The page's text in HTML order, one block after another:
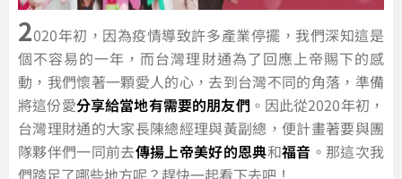
2020年初，因為疫情導致許多產業停擺，我們深知這是
個不容易的一年，而台灣理財通為了回應上帝賜下的感
動，我們懷著一顆愛人的心，去到台灣不同的角落，準備
將這份愛分享給當地有需要的朋友們 。因此從2020年初，
台灣理財通的大家長陳總經理與黃副總，便計畫著要與團
隊夥伴們一同前去傳揚上帝美好的恩典和福音 。那這次我
們踏足了哪些地方呢？趕快一起看下去吧！